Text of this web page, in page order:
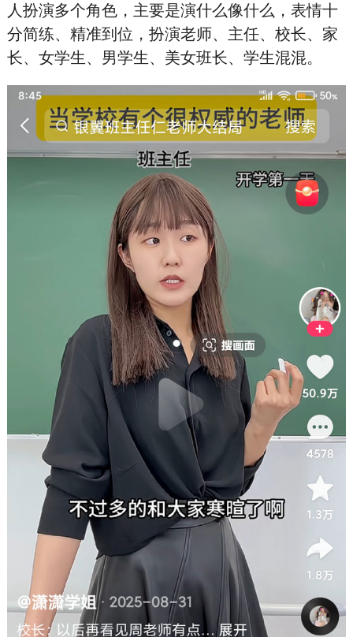
人扮演多个角色，主要是演什么像什么，表情十
分简练、精准到位，扮演老师、主任、校长、家
长、女学生、男学生、美女班长、学生混混。